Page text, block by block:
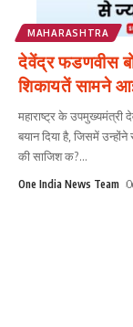
MAHARASHTRA
देवेंद्र फडणवीस
शिकायतें सामने
महाराष्ट्र के उपमुख्यमंत्री
बयान दिया है, जिसमें
की साजिश क?...
One India News Team